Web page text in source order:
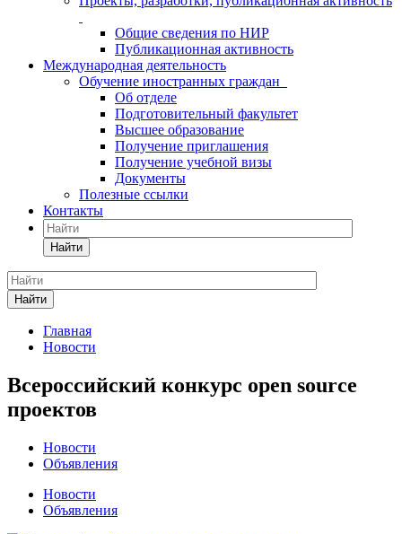
Общие сведения по НИР
Публикационная активность
Международная деятельность
Обучение иностранных граждан
Об отделе
Подготовительный факультет
Высшее образование
Получение приглашения
Получение учебной визы
Документы
Полезные ссылки
Контакты
Найти
Найти
Главная
Новости
Всероссийский конкурс open source
проектов
Новости
Объявления
Новости
Объявления